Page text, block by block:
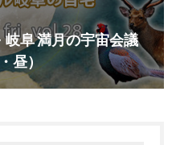
阜 満月の宇宙会議
昼）